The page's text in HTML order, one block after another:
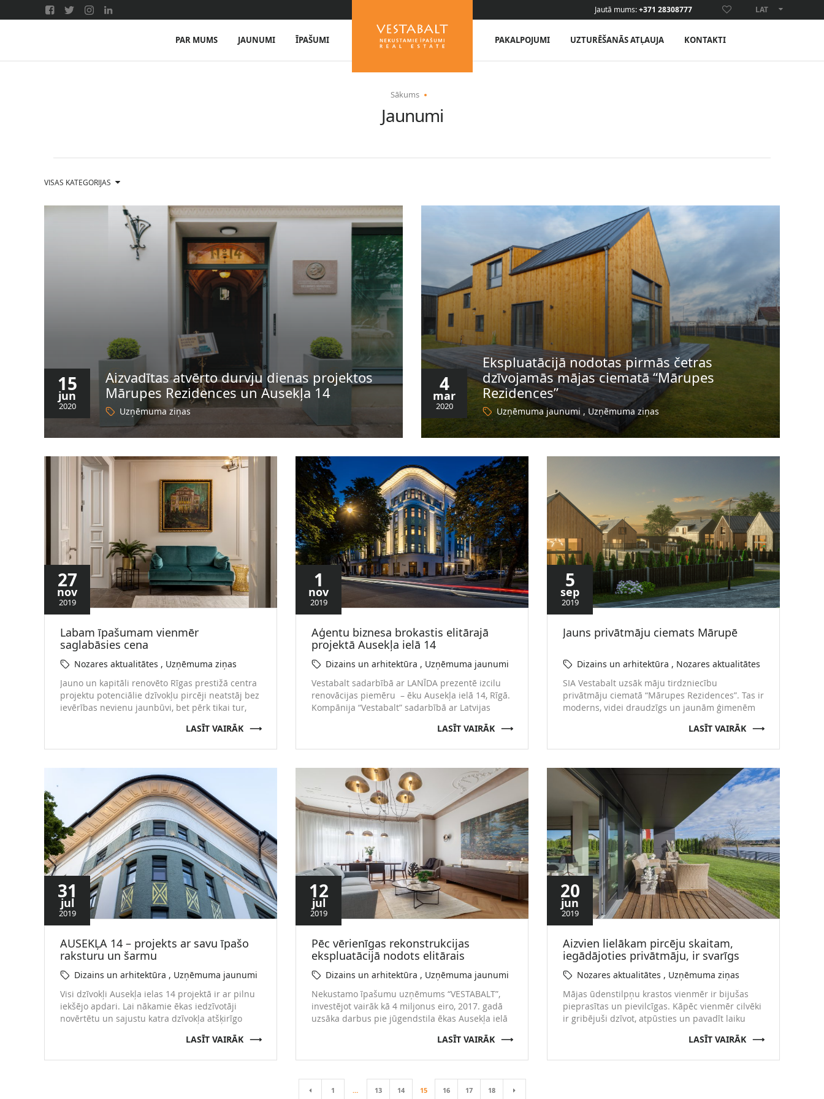
Jautā mums:+371 28308777 LAT
ENG
PAR MUMS JAUNUMI ĪPAŠUMI PAKALPOJUMI UZTURĒŠANĀS ATĻAUJA KONTAKTI
Sākums
Jaunumi
VISAS KATEGORIJAS
15
jun
2020
Aizvadītas atvērto durvju dienas projektos
Mārupes Rezidences un Ausekļa 14
Uzņēmuma ziņas
4
mar
2020
Ekspluatācijā nodotas pirmās četras
dzīvojamās mājas ciematā “Mārupes
Rezidences”
Uzņēmuma jaunumi Uzņēmuma ziņas
27
nov
2019
Labam īpašumam vienmēr
saglabāsies cena
Nozares aktualitātes Uzņēmuma ziņas
Jauno un kapitāli renovēto Rīgas prestižā centra
projektu potenciālie dzīvokļu pircēji neatstāj bez
ievērības nevienu jaunbūvi, bet pērk tikai tur,
novērojumiem un to, kas notiek prestižajā
Omule, uzņēmuma Vestabalt Pārdošanas daļas
vadītāja. – Kā Rīgas …
LASĪT VAIRĀK
1
nov
2019
Aģentu biznesa brokastis elitārajā
projektā Ausekļa ielā 14
Dizains un arhitektūra Uzņēmuma jaunumi
Vestabalt sadarbībā ar LANĪDA prezentē izcilu
renovācijas piemēru – ēku Ausekļa ielā 14, Rīgā.
Kompānija “Vestabalt” sadarbībā ar Latvijas
pulcējās ar nozares speciālistiem biznesa
aģentiem tika klātienē prezentēts restaurētais
un pirms mēneša ekspluatācijā nodotais
namīpašuma Ausekļa ielā …
LASĪT VAIRĀK
5
sep
2019
Jauns privātmāju ciemats Mārupē
Dizains un arhitektūra
Nozares aktualitātes
SIA Vestabalt uzsāk māju tirdzniecību
privātmāju ciematā “Mārupes Rezidences”. Tas ir
moderns, videi draudzīgs un jaunām ģimenēm
ar arhitektu biroju “MALUS Arhitekti” un
ciemata projekts, īpašu uzmanību pievēršot
mājas funkcionālajam plānojumam, katras mājas
novietojumam ģenerālplānā, labiekārtojuma
elementiem un fasāžu risinājumiem. Māju …
LASĪT VAIRĀK
31
jul
2019
AUSEKĻA 14 – projekts ar savu īpašo
raksturu un šarmu
Dizains un arhitektūra
Uzņēmuma jaunumi
Uzņēmuma ziņas
Visi dzīvokļi Ausekļa ielas 14 projektā ir ar pilnu
iekšējo apdari. Lai nākamie ēkas iedzīvotāji
novērtētu un sajustu katra dzīvokļa atšķirīgo
DEMO dzīvokļus. Pēc iespējas saglabājot
LASĪT VAIRĀK
12
jul
2019
Pēc vērienīgas rekonstrukcijas
ekspluatācijā nodots elitārais
dzīvojamais nams “AUSEKĻA 14”
Dizains un arhitektūra
Uzņēmuma jaunumi
Uzņēmuma ziņas
Nekustamo īpašumu uzņēmums “VESTABALT”,
investējot vairāk kā 4 miljonus eiro, 2017. gadā
uzsāka darbus pie jūgendstila ēkas Ausekļa ielā
rezultātā Ausekļa ielas 14 namīpašums ir
apartamentiem ēkas sestajā stāvā un 4
komerctelpām ēkas pirmajā stāvā. Ausekļa iela
LASĪT VAIRĀK
20
jun
2019
Aizvien lielākam pircēju skaitam,
iegādājoties privātmāju, ir svarīgs
ūdens tuvums
Nozares aktualitātes Uzņēmuma ziņas
Mājas ūdenstilpņu krastos vienmēr ir bijušas
pieprasītas un pievilcīgas. Kāpēc vienmēr cilvēki
ir gribējuši dzīvot, atpūsties un pavadīt laiku
neizmērojamu mieru, jo tieši tur ir iespēja
LASĪT VAIRĀK
1 … 13 14 15 16 17 18